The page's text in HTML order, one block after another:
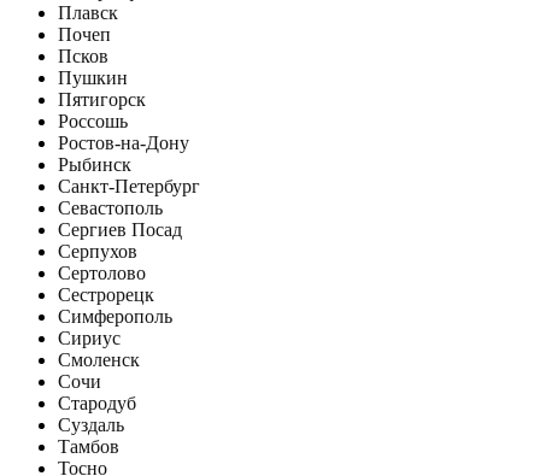
Плавск
Почеп
Псков
Пушкин
Пятигорск
Россошь
Ростов-на-Дону
Рыбинск
Санкт-Петербург
Севастополь
Сергиев Посад
Серпухов
Сертолово
Сестрорецк
Симферополь
Сириус
Смоленск
Сочи
Стародуб
Суздаль
Тамбов
Тосно